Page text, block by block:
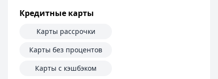
Кредитные карты
Карты рассрочки
Карты без процентов
Карты с кэшбэком